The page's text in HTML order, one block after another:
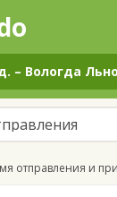
– Вологда
отправления и